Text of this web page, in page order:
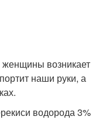
женщины возникает
наши руки, а
водорода 3%